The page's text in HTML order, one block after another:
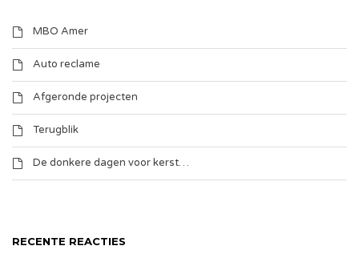
MBO Amer
Auto reclame
Afgeronde projecten
Terugblik
De donkere dagen voor kerst…
RECENTE REACTIES